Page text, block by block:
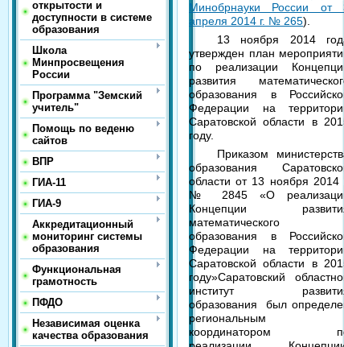
открытости и
доступности в системе
образования
Школа
Минпросвещения
России
Программа "Земский
учитель"
Помощь по веденю
сайтов
ВПР
ГИА-11
ГИА-9
Аккредитационный
мониторинг системы
образования
Функциональная
грамотность
ПФДО
Независимая оценка
качества образования
Минобрнауки России от
апреля 2014 г. № 265).
13 ноября 2014
утвержден план
по реализации
развития
образования в
Федерации на
Саратовской области в
году.
Приказом
образования
области от 13 ноября 2014
№ 2845 «О
Концепции
математического
образования в
Федерации на
Саратовской области в
году»Саратовский
институт
образования был
региональным
координатором